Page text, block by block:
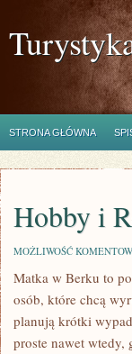
STRONA GŁÓWNA
Hobby i
MOŻLIWOŚĆ
Matka w Berku to
osób, które chcą
planują krótki
proste nawet wtedy,